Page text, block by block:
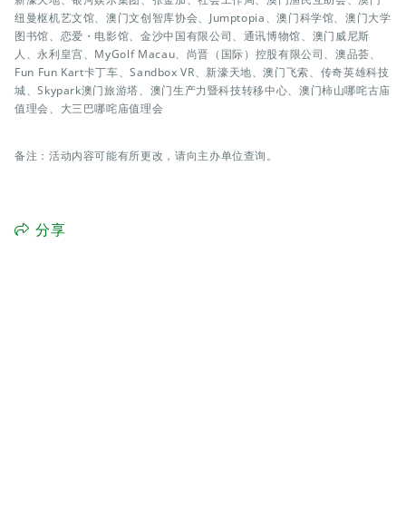
纽曼枢机艺文馆、澳门文创智库协会、Jumptopia、澳门科学馆、澳门大学
图书馆、恋爱・电影馆、金沙中国有限公司、通讯博物馆、澳门威尼斯
人、永利皇宫、MyGolf Macau、尚晋（国际）控股有限公司、澳品荟、
Fun Fun Kart卡丁车、Sandbox VR、新濠天地、澳门飞索、传奇英雄科技
城、Skypark澳门旅游塔、澳门生产力暨科技转移中心、澳门柿山哪咤古庙
值理会、大三巴哪咤庙值理会
备注：活动内容可能有所更改，请向主办单位查询。
分享